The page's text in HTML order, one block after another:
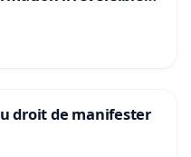
droit de manifester